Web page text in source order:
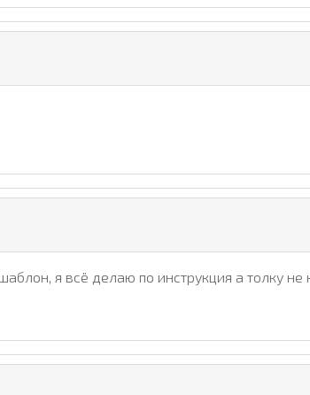
я всё делаю по инструкция а толку